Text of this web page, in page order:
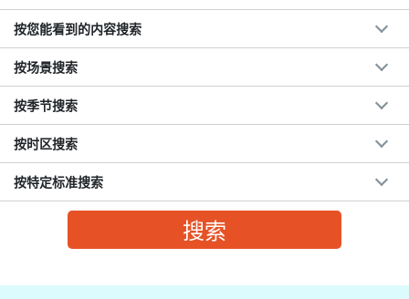
按您能看到的内容搜索
按场景搜索
按季节搜索
按时区搜索
按特定标准搜索